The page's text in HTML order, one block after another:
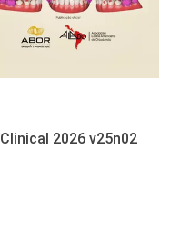
Clinical 2026 v25n02